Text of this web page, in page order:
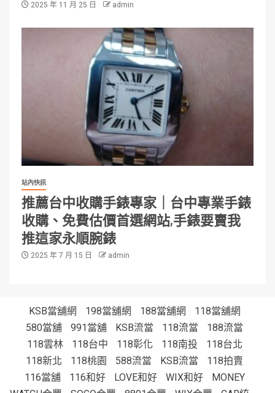
2025 年 11 月 25 日 admin
站內快訊
推薦台中收購手錶專家｜台中專業手錶
收購、免費估價首選網站,手錶要賣我
推這家永順腕錶
2025 年 7 月 15 日 admin
KSB當舖網 198當舖網 188當舖網
118當舖網
580當舖
991當舖 KSB流當 118流當
188流當
118雲林
118台中 118彰化 118南投
118台北
118新北
118桃園 588流當 KSB流當
118拍賣
116當舖
116和好 LOVE和好 WIX和好
MONEY